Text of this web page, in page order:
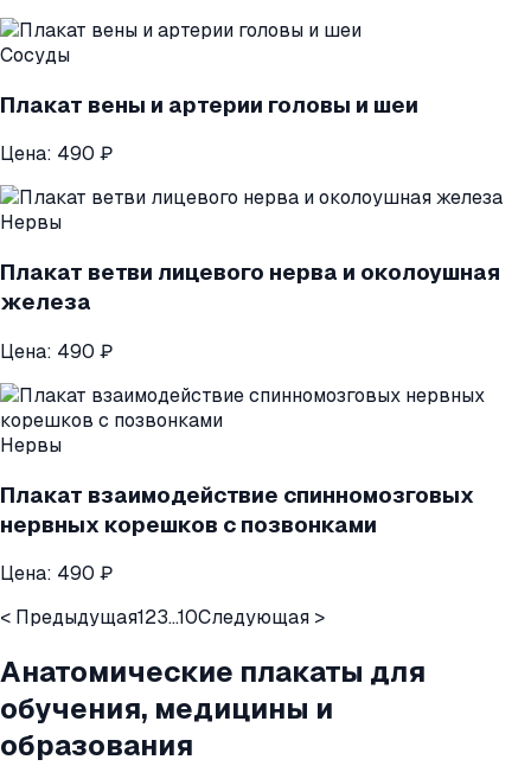
Сосуды
Плакат вены и артерии головы и шеи
Цена: 490 ₽
Нервы
Плакат ветви лицевого нерва и околоушная
железа
Цена: 490 ₽
Нервы
Плакат взаимодействие спинномозговых
нервных корешков с позвонками
Цена: 490 ₽
< Предыдущая123...10Следующая >
Анатомические плакаты для
обучения, медицины и
образования